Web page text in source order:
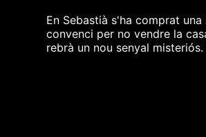
En Sebastià s'ha comprat
convenci per no vendre la
rebrà un nou senyal misteriós.